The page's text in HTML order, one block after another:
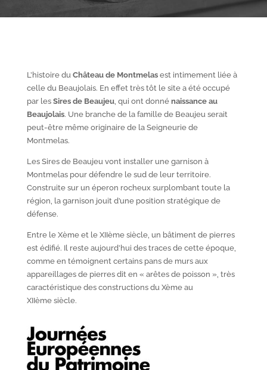
L’histoire duChâteau de Montmelasest intimement liée à
celle du Beaujolais. En effet très tôt le site a été occupé
par les Sires de Beaujeu, qui ont donné naissance au
Beaujolais. Une branche de la famille de Beaujeu serait
peut-être même originaire de la Seigneurie de
Montmelas.
Les Sires de Beaujeu vont installer une garnison à
Montmelas pour défendre le sud de leur territoire.
Construite sur un éperon rocheux surplombant toute la
région, la garnison jouit d’une position stratégique de
défense.
Entre le Xèmeet le XIIèmesiècle, un bâtiment de pierres
est édifié. Il reste aujourd’hui des traces de cette époque,
comme en témoignent certains pans de murs aux
appareillages de pierres dit en « arêtes de poisson », très
caractéristique des constructions du Xèmeau
XIIèmesiècle.